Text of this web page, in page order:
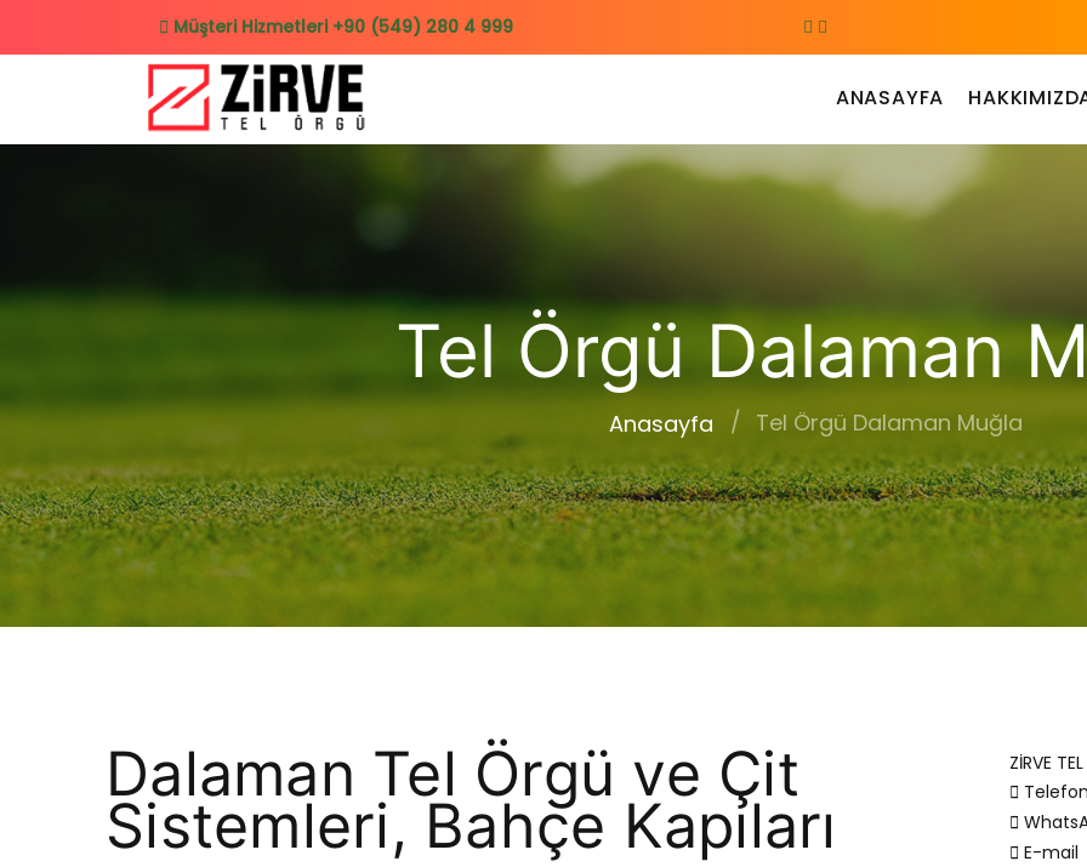
Müşteri Hizmetleri +90 (549) 280 4 999
ANASAYFA
Tel Örgü Dalaman
Anasayfa Tel Örgü Dalaman Muğla
ZİRVE
Telefon
E-mail
Dalaman Tel Örgü ve Çit
Sistemleri, Bahçe Kapıları